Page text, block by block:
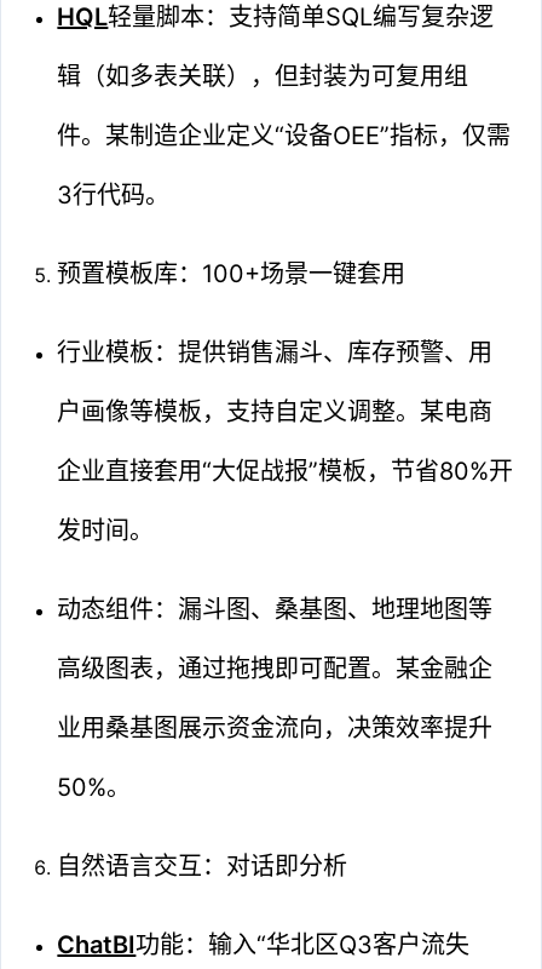
HQL轻量脚本：支持简单SQL编写复杂逻
辑（如多表关联），但封装为可复用组
件。某制造企业定义“设备OEE”指标，仅需
3行代码。
预置模板库：100+场景一键套用
行业模板：提供销售漏斗、库存预警、用
户画像等模板，支持自定义调整。某电商
企业直接套用“大促战报”模板，节省80%开
发时间。
动态组件：漏斗图、桑基图、地理地图等
高级图表，通过拖拽即可配置。某金融企
业用桑基图展示资金流向，决策效率提升
50%。
自然语言交互：对话即分析
ChatBI功能：输入“华北区Q3客户流失